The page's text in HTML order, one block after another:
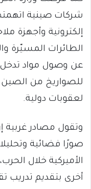
شركات صينية
إلكترونية وأجهزة
الطائرات المسيّرة
عن وصول مواد
للصواريخ من
لعقوبات دولية.
وتقول مصادر
صورًا فضائية
الأميركية خلال
أخرى بتقديم تدريب